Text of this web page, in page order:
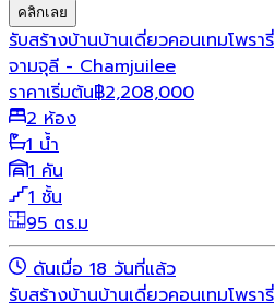
คลิกเลย
รับสร้างบ้านบ้านเดี่ยวคอนเทมโพรารี่
จามจุลี - Chamjuilee
ราคาเริ่มต้น฿2,208,000
2 ห้อง
1 น้ำ
1 คัน
1 ชั้น
95 ตร.ม
ดันเมื่อ 18 วันที่แล้ว
รับสร้างบ้านบ้านเดี่ยวคอนเทมโพรารี่